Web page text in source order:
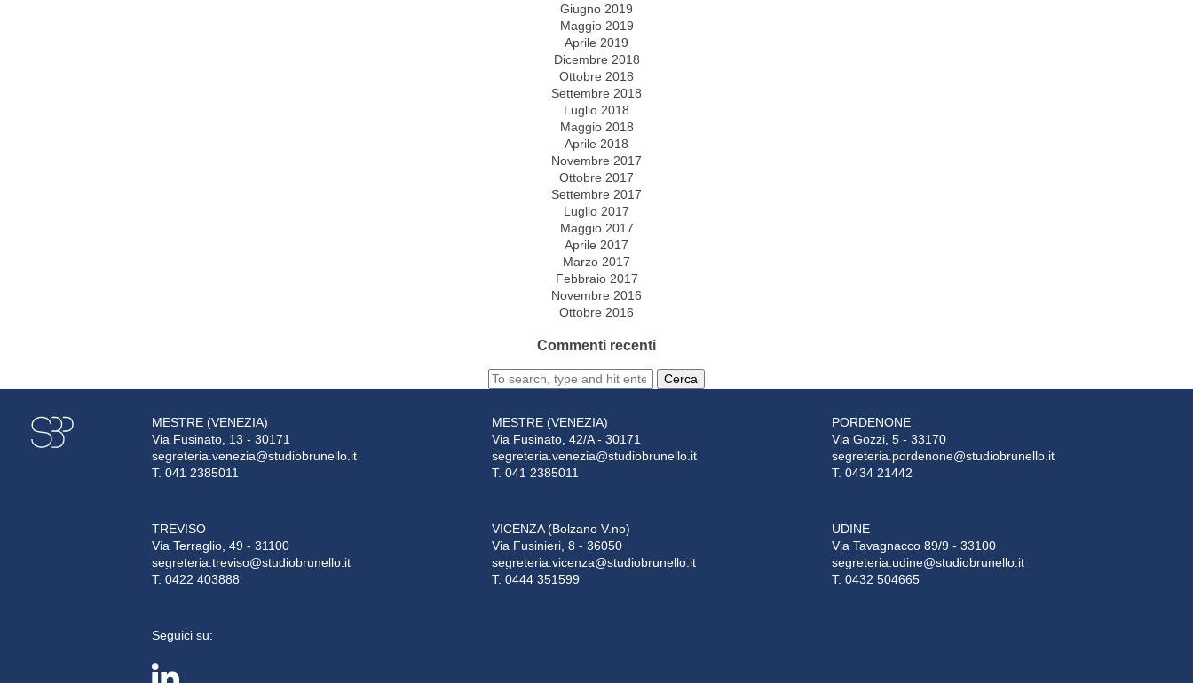
Giugno 2019
Maggio 2019
Aprile 2019
Dicembre 2018
Ottobre 2018
Settembre 2018
Luglio 2018
Maggio 2018
Aprile 2018
Novembre 2017
Ottobre 2017
Settembre 2017
Luglio 2017
Maggio 2017
Aprile 2017
Marzo 2017
Febbraio 2017
Novembre 2016
Ottobre 2016
Commenti recenti
Cerca
MESTRE (VENEZIA)
Via Fusinato, 13 - 30171
segreteria.venezia@studiobrunello.it
T. 041 2385011
MESTRE (VENEZIA)
Via Fusinato, 42/A - 30171
segreteria.venezia@studiobrunello.it
T. 041 2385011
PORDENONE
Via Gozzi, 5 - 33170
segreteria.pordenone@studiobrunello.it
T. 0434 21442
TREVISO
Via Terraglio, 49 - 31100
segreteria.treviso@studiobrunello.it
T. 0422 403888
VICENZA (Bolzano V.no)
Via Fusinieri, 8 - 36050
segreteria.vicenza@studiobrunello.it
T. 0444 351599
UDINE
Via Tavagnacco 89/9 - 33100
segreteria.udine@studiobrunello.it
T. 0432 504665
Seguici su: